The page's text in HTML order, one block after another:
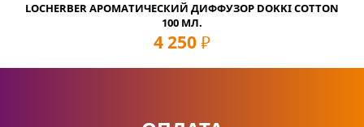
LOCHERBER АРОМАТИЧЕСКИЙ ДИФФУЗОР DOKKI COTTON
100 МЛ.
4 250 руб